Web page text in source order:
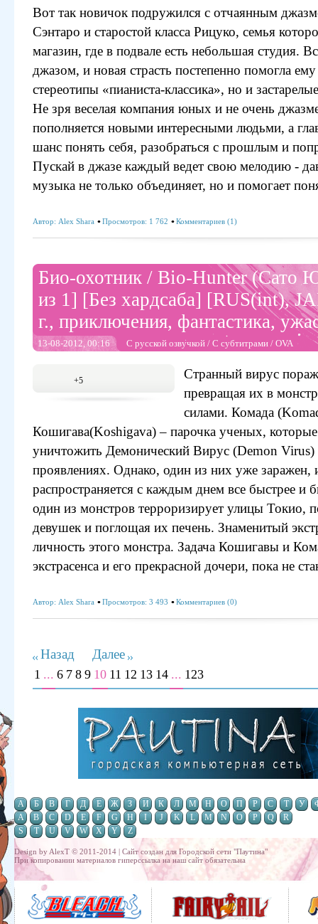
Вот так новичок подружился с отчаянным
Сэнтаро и старостой класса Рицуко, семья
магазин, где в подвале есть небольшая студия.
джазом, и новая страсть постепенно помогла
стереотипы «пианиста-классика», но и
Не зря веселая компания юных и не очень
пополняется новыми интересными людьми, а
шанс понять себя, разобраться с прошлым и
Пускай в джазе каждый ведет свою мелодию -
музыка не только объединяет, но и помогает
Автор: Alex Shara Просмотров: 1 762 Комментариев (1)
Био-охотник / Bio-Hunter (Сато
из 1] [Без хардсаба] [RUS(int),
г., приключения, фантастика,
13-08-2012, 00:16 С русской озвучкой / С субтитрами / OVA
+5
Странный вирус
превращая их в
силами. Комада
Кошигава(Koshigava) – парочка ученых, которые
уничтожить Демонический Вирус (Demon Virus)
проявлениях. Однако, один из них уже заражен,
распространяется с каждым днем все быстрее и
один из монстров терроризирует улицы Токио,
девушек и поглощая их печень. Знаменитый
личность этого монстра. Задача Кошигавы и
экстрасенса и его прекрасной дочери, пока не
Автор: Alex Shara Просмотров: 3 493 Комментариев (0)
Назад Далее
1 ... 6 7 8 9 10 11 12 13 14 ... 123
А Б В Г Д Е Ж З И К Л М Н О П Р С Т У
A
B C D E F G H I J K L M N O P Q
R
S
T U V W X Y Z
Design by AlexT © 2011-2014 | Сайт создан для Городской сети "Паутина"
При копировании материалов гиперссылка на наш сайт обязательна